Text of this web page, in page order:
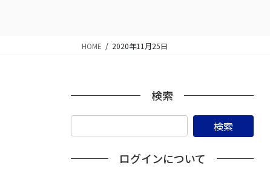
HOME 2020年11月25日
検索
ログインについて